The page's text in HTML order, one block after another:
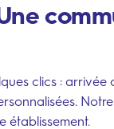
clics : arrivée
établissement.